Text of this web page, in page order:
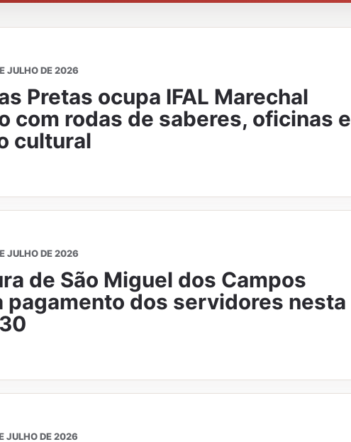
JULHO DE 2026
Pretas ocupa IFAL Marechal
com rodas de saberes, oficinas e
cultural
JULHO DE 2026
de São Miguel dos Campos
pagamento dos servidores nesta
JULHO DE 2026